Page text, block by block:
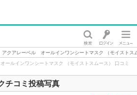
アクアレーベル オールインワンシートマスク （モイストス
ールインワンシートマスク （モイストスムース） 口コミ
チコミ投稿写真